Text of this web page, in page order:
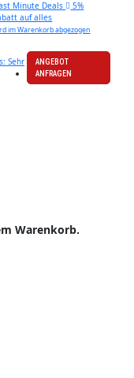
Minute Deals
5%
auf alles
im Warenkorb abgezogen
Sehr
ANGEBOT
ANFRAGEN
Warenkorb.